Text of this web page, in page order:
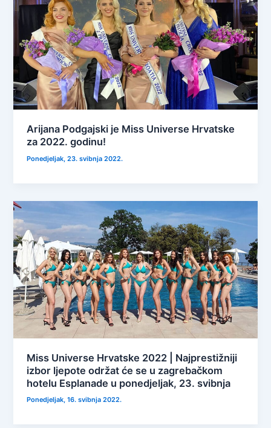
Arijana Podgajski je Miss Universe Hrvatske
za 2022. godinu!
Ponedjeljak, 23. svibnja 2022.
Miss Universe Hrvatske 2022 | Najprestižniji
izbor ljepote održat će se u zagrebačkom
hotelu Esplanade u ponedjeljak, 23. svibnja
Ponedjeljak, 16. svibnja 2022.